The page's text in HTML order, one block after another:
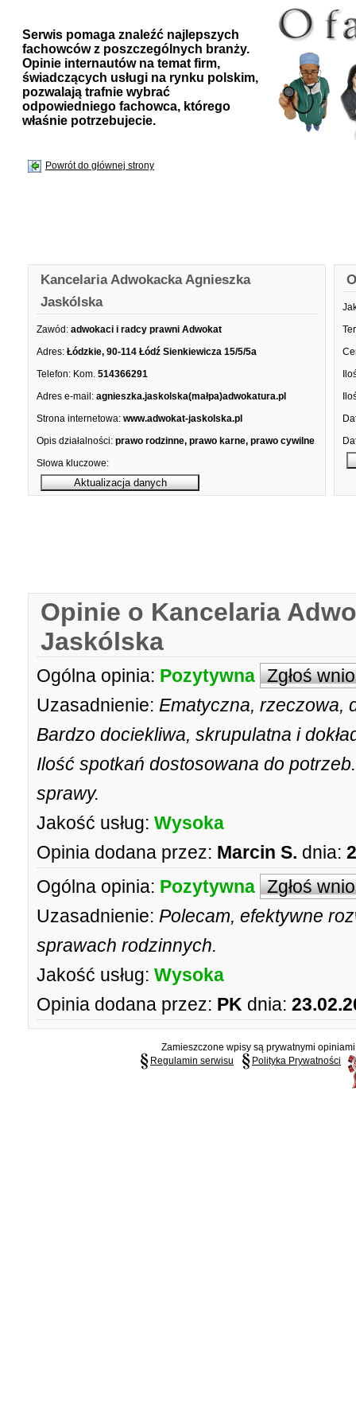
Serwis pomaga znaleźć najlepszych
fachowców z poszczególnych branży.
Opinie internautów na temat firm,
świadczących usługi na rynku polskim,
pozwalają trafnie wybrać
odpowiedniego fachowca, którego
właśnie potrzebujecie.
Powrót do głównej strony
Kancelaria Adwokacka Agnieszka
Jaskólska
Zawód: adwokaci i radcy prawni Adwokat
Adres: Łódzkie, 90-114 Łódź Sienkiewicza 15/5/5a
Telefon: Kom. 514366291
Adres e-mail: agnieszka.jaskolska(małpa)adwokatura.pl
Strona internetowa: www.adwokat-jaskolska.pl
Opis działalności: prawo rodzinne, prawo karne, prawo cywilne
Słowa kluczowe:
Opinie o Kancelaria
Jaskólska
Ogólna opinia: Pozytywna Zgłoś
Uzasadnienie: Ematyczna, rzeczowa,
Bardzo dociekliwa, skrupulatna i
Ilość spotkań dostosowana do
sprawy.
Jakość usług: Wysoka
Opinia dodana przez: Marcin S. dnia:
Ogólna opinia: Pozytywna Zgłoś
Uzasadnienie: Polecam, efektywne
sprawach rodzinnych.
Jakość usług: Wysoka
Opinia dodana przez: PK dnia:
Zamieszczone wpisy są prywatnymi
Regulamin serwisu
Polityka Prywatności